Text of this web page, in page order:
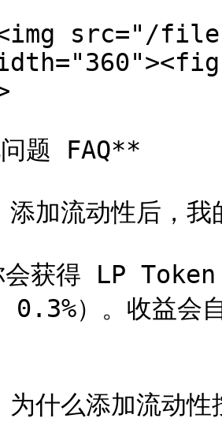
src="/files/
题 FAQ**
加流动性后，我
得 LP Token
0.3%）。收益会
什么添加流动性